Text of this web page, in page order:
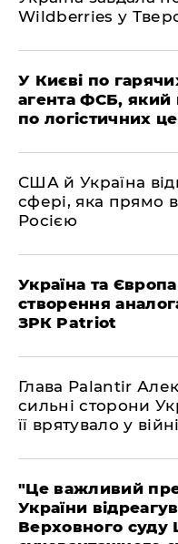
Wildberries у
У Києві по
агента ФСБ, який
по логістичних
США й Україна
сфері, яка прямо
Росією
Україна та
створення
ЗРК Patriot
Глава Palantir
сильні сторони
її врятувало у
"Це важливий
України
Верховного суду